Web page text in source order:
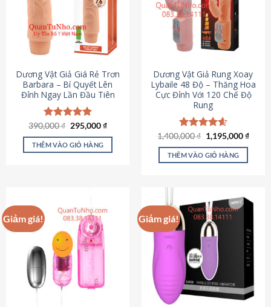
Dương Vật Giả Giá Rẻ Trơn
Barbara – Bí Quyết Lên
Đỉnh Ngay Lần Đầu Tiên
Được xếp
hạng4.90
5 sao
390,000₫ Giá
là:
390,000 ₫.
295,000₫Giá
tại
THÊM VÀO GIỎ HÀNG
Dương Vật Giả Rung Xoay
Lybaile 48 Độ – Thăng Hoa
Cực Đỉnh Với 120 Chế Độ
Rung
Được xếp
hạng4.62
5 sao
1,400,000₫ Giá
gốc
là:
1,400,000 ₫.
1,195,000₫Giá
THÊM VÀO GIỎ HÀNG
Giảm giá! Giảm giá!